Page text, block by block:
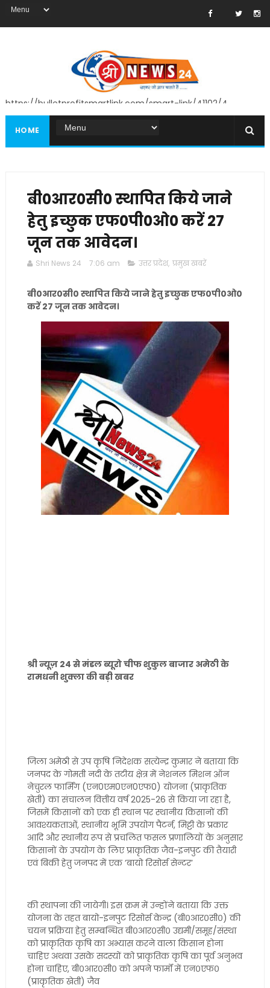
https://bulletprofitsmartlink.com/smart-link/41102/4
HOME
बी0आर0सी0 स्थापित किये जाने
हेतु इच्छुक एफ0पी0ओ0 करें 27
जून तक आवेदन।
Shri News 24 7:06 am उत्तर प्रदेश, प्रमुख खबरें
बी0आर0सी0 स्थापित किये जाने हेतु इच्छुक एफ0पी0ओ0
करें 27 जून तक आवेदन।
श्री न्यूज़ 24 से मंडल ब्यूरो चीफ शुकुल बाजार अमेठी के
रामधनी शुक्ला की बड़ी खबर
जिला अमेठी से उप कृषि निदेशक सत्येन्द्र कुमार ने बताया कि
जनपद के गोमती नदी के तटीय क्षेत्र में नेशनल मिशन ऑन
नेचुरल फार्मिंग (एन0एम0एन0एफ0) योजना (प्राकृतिक
खेती) का संचालन वित्तीय वर्ष 2025-26 से किया जा रहा है,
जिसमें किसानों को एक ही स्थान पर स्थानीय किसानों की
आवश्यकताओं, स्थानीय भूमि उपयोग पैटर्न, मिट्टी के प्रकार
आदि और स्थानीय रूप से प्रचलित फसल प्रणालियों के अनुसार
किसानों के उपयोग के लिए प्राकृतिक जैव-इनपुट की तैयारी
एवं बिकी हेतु जनपद में एक ’बायो रिसोर्स सेन्टर’
की स्थापना की जायेगी। इस क्रम में उन्होंने बताया कि उक्त
योजना के तहत बायो-इनपुट रिसोर्स केन्द्र (बी०आर०सी०) की
चयन प्रक्रिया हेतु सम्बन्धित बी०आर०सी० उद्यमी/समूह/संस्था
को प्राकृतिक कृषि का अभ्यास करने वाला किसान होना
चाहिए अथवा उसके सदस्यों को प्राकृतिक कृषि का पूर्व अनुभव
होना चाहिए, बी०आर०सी० को अपने फार्मों में एन०एफ०
(प्राकृतिक खेती) जैव